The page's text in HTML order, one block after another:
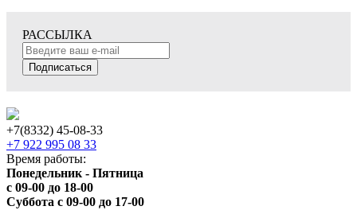
РАССЫЛКА
Подписаться
+7(8332) 45-08-33
+7 922 995 08 33
Время работы:
Понедельник - Пятница
с 09-00 до 18-00
Суббота с 09-00 до 17-00